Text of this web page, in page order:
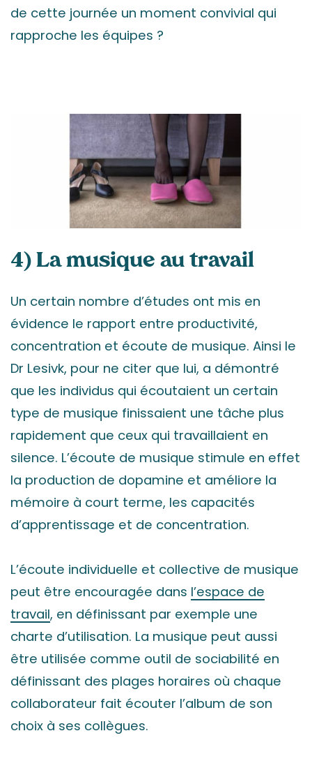
de cette journée un moment convivial qui
rapproche les équipes ?
4) La musique au travail
Un certain nombre d’études ont mis en
évidence le rapport entre productivité,
concentration et écoute de musique. Ainsi le
Dr Lesivk, pour ne citer que lui, a démontré
que les individus qui écoutaient un certain
type de musique finissaient une tâche plus
rapidement que ceux qui travaillaient en
silence. L’écoute de musique stimule en effet
la production de dopamine et améliore la
mémoire à court terme, les capacités
d’apprentissage et de concentration.
L’écoute individuelle et collective de musique
peut être encouragée dans l’espace de
travail, en définissant par exemple une
charte d’utilisation. La musique peut aussi
être utilisée comme outil de sociabilité en
définissant des plages horaires où chaque
collaborateur fait écouter l’album de son
choix à ses collègues.